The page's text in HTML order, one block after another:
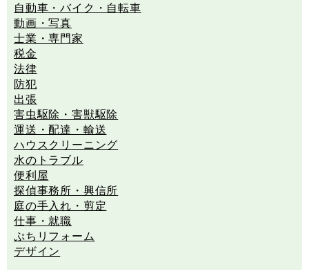
自動車・バイク・自転車
動画・写真
士業・専門家
税金
法律
防犯
出張
害虫駆除・害獣駆除
運送・配達・輸送
ハウスクリーニング
水のトラブル
便利屋
探偵事務所・興信所
庭の手入れ・剪定
仕事・就職
ぷちリフォーム
デザイン